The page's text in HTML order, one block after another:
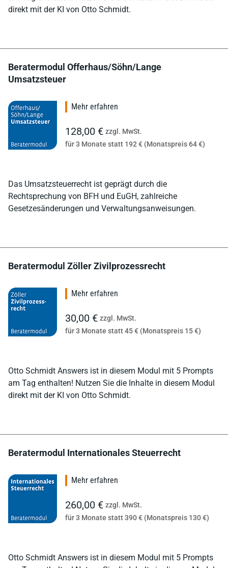
direkt mit der KI von Otto Schmidt.
Beratermodul Offerhaus/Söhn/Lange
Umsatzsteuer
Das Umsatzsteuerrecht ist geprägt durch die
Rechtsprechung von BFH und EuGH, zahlreiche
Gesetzesänderungen und Verwaltungsanweisungen.
Mehr erfahren
128,00 € zzgl. MwSt.
für 3 Monate statt 192 € (Monatspreis 64 €)
Beratermodul Zöller Zivilprozessrecht
Otto Schmidt Answers ist in diesem Modul mit 5 Prompts
am Tag enthalten! Nutzen Sie die Inhalte in diesem Modul
direkt mit der KI von Otto Schmidt.
Mehr erfahren
30,00 € zzgl. MwSt.
für 3 Monate statt 45 € (Monatspreis 15 €)
Beratermodul Internationales Steuerrecht
Otto Schmidt Answers ist in diesem Modul mit 5 Prompts
Mehr erfahren
260,00 € zzgl. MwSt.
für 3 Monate statt 390 € (Monatspreis 130 €)